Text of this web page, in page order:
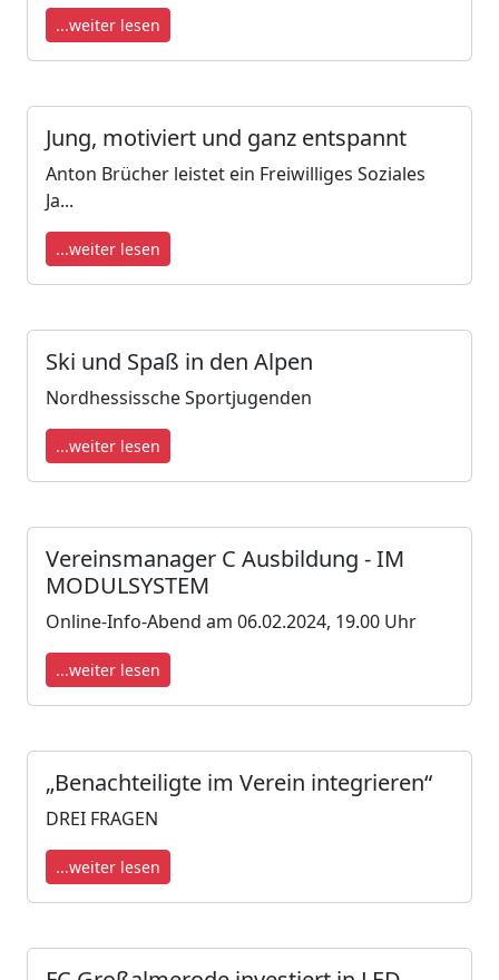
...weiter lesen
Jung, motiviert und ganz entspannt
Anton Brücher leistet ein Freiwilliges Soziales
Ja...
...weiter lesen
Ski und Spaß in den Alpen
Nordhessissche Sportjugenden
...weiter lesen
Vereinsmanager C Ausbildung - IM
MODULSYSTEM
Online-Info-Abend am 06.02.2024, 19.00 Uhr
...weiter lesen
„Benachteiligte im Verein integrieren“
DREI FRAGEN
...weiter lesen